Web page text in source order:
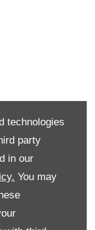
technologies
party
in our
You may